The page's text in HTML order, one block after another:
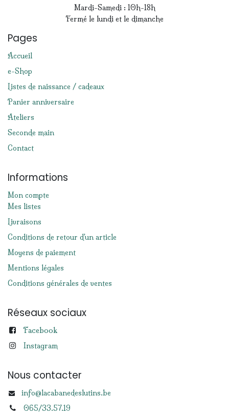
Mardi-Samedi : 10h-18h
Fermé le lundi et le dimanche
Pages
Accueil
e-Shop
Listes de naissance / cadeaux
Panier anniversaire
Ateliers
Seconde main
Contact
Informations
Mon compte
Mes listes
Livraisons
Conditions de retour d'un article
Moyens de paiement
Mentions légales
Conditions générales de ventes
Réseaux sociaux
Facebook
Instagram
Nous contacter
info@lacabanedeslutins.be
065/33.57.19